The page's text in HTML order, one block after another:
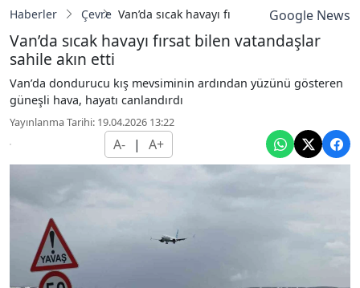
Haberler Çevre Van’da sıcak havayı fırsat bilen vatandaşlar
Google News
Van’da sıcak havayı fırsat bilen vatandaşlar
sahile akın etti
Van’da dondurucu kış mevsiminin ardından yüzünü gösteren
güneşli hava, hayatı canlandırdı
Yayınlanma Tarihi: 19.04.2026 13:22
A- | A+